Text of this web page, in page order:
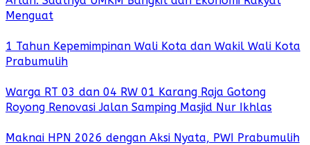
Menguat
1 Tahun Kepemimpinan Wali Kota dan Wakil Wali Kota
Prabumulih
Warga RT 03 dan 04 RW 01 Karang Raja Gotong
Royong Renovasi Jalan Samping Masjid Nur Ikhlas
Maknai HPN 2026 dengan Aksi Nyata, PWI Prabumulih